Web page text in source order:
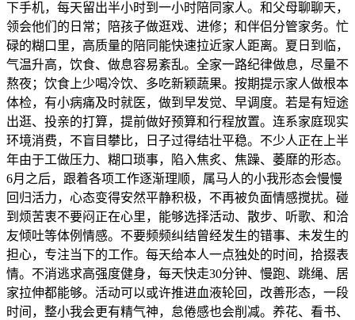
下手机，每天留出半小时到一小时陪同家人。和父母聊聊天，
领会他们的日常；陪孩子做逛戏、进修；和伴侣分管家务。忙
碌的糊口里，高质量的陪同能快速拉近家人距离。夏日到临，
气温升高，饮食、做息容易紊乱。全家一路纪律做息，尽量不
熬夜；饮食上少喝冷饮、多吃新颖蔬果。按期提示家人做根本
体检，有小病痛及时就医，做到早发觉、早调度。若是有短途
出逛、投亲的打算，提前做好预算和行程放置。连系家庭现实
环境消费，不盲目攀比，日子过得结壮平稳。不少人正在上半
年由于工做压力、糊口琐事，陷入焦炙、焦躁、萎靡的形态。
6月之后，跟着各项工作逐渐理顺，属马人的小我形态会慢慢
回归活力，心态变得安然平静积极，不再被负面情感搅扰。碰
到烦苦衷不要闷正在心里，能够选择活动、散步、听歌、和洽
友倾吐等体例情感。不要频频纠结曾经发生的错事、未发生的
担心，专注当下的工作。每天给本人一点独处的时间，拾掇表
情。不消逃求高强度健身，每天快走30分钟、慢跑、跳绳、居
家拉伸都能够。活动可以或许推进血液轮回，改善形态，一段
时间，整小我会更有精气神，怠倦感也会削减。养花、看书、